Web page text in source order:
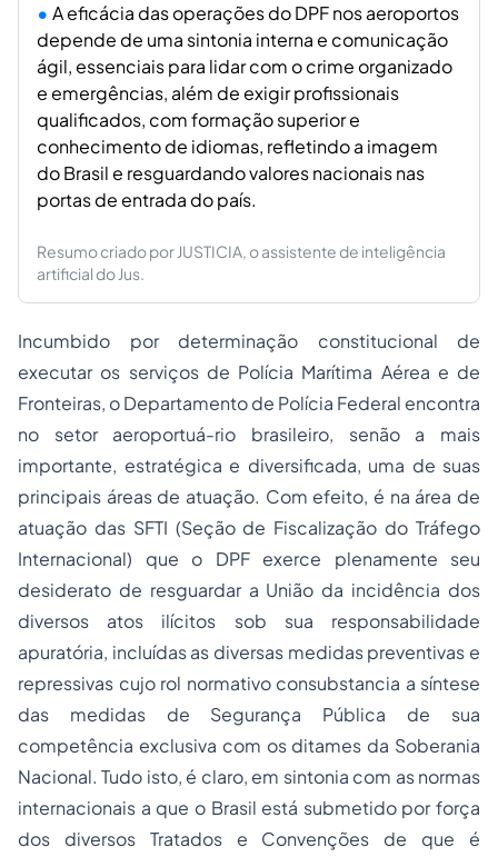
A eficácia das operações do DPF nos aeroportos
depende de uma sintonia interna e comunicação
ágil, essenciais para lidar com o crime organizado
e emergências, além de exigir profissionais
qualificados, com formação superior e
conhecimento de idiomas, refletindo a imagem
do Brasil e resguardando valores nacionais nas
portas de entrada do país.
Resumo criado por JUSTICIA, o assistente de inteligência
artificial do Jus.
Incumbido por determinação constitucional de
executar os serviços de Polícia Marítima Aérea e de
Fronteiras, o Departamento de Polícia Federal encontra
no setor aeroportuá-rio brasileiro, senão a mais
importante, estratégica e diversificada, uma de suas
principais áreas de atuação. Com efeito, é na área de
atuação das SFTI (Seção de Fiscalização do Tráfego
Internacional) que o DPF exerce plenamente seu
desiderato de resguardar a União da incidência dos
diversos atos ilícitos sob sua responsabilidade
apuratória, incluídas as diversas medidas preventivas e
repressivas cujo rol normativo consubstancia a síntese
das medidas de Segurança Pública de sua
competência exclusiva com os ditames da Soberania
Nacional. Tudo isto, é claro, em sintonia com as normas
internacionais a que o Brasil está submetido por força
dos diversos Tratados e Convenções de que é